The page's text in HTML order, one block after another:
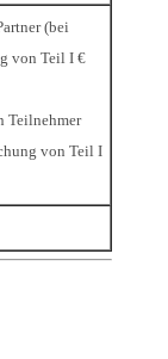
(bei
von Teil I €
Teilnehmer
von Teil I